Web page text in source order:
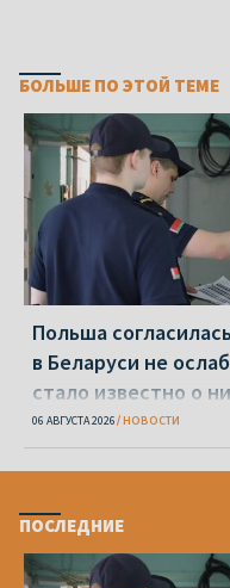
БОЛЬШЕ ПО ЭТОЙ ТЕМЕ
Польша
в Беларуси не
стало известно о
06 АВГУСТА 2026 НОВОСТИ
ПОСЛЕДНИЕ